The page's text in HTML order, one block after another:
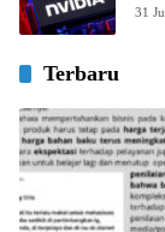
31
Terbaru